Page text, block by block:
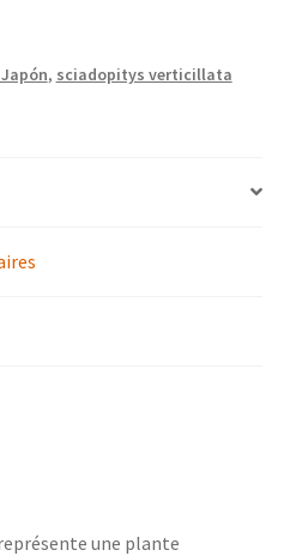
, sciadopitys verticillata
une plante